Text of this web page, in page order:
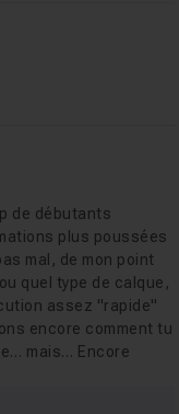
de débutants
plus poussées
mal, de mon point
quel type de calque,
assez "rapide"
encore comment tu
mais… Encore